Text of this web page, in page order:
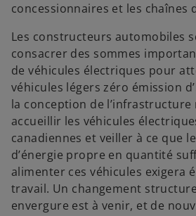
concessionnaires et les chaînes
Les constructeurs automobiles
consacrer des sommes
de véhicules électriques pour
véhicules légers zéro émission
la conception de l’infrastructure
accueillir les véhicules
canadiennes et veiller à ce que
d’énergie propre en quantité
alimenter ces véhicules exigera
travail. Un changement
envergure est à venir, et de